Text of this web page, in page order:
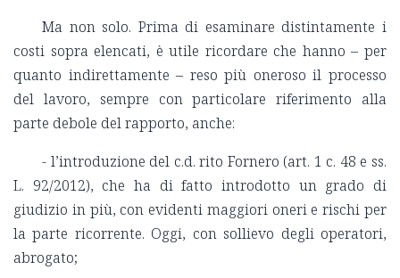
Ma non solo. Prima di esaminare distintamente i
costi sopra elencati, è utile ricordare che hanno – per
quanto indirettamente – reso più oneroso il processo
del lavoro, sempre con particolare riferimento alla
parte debole del rapporto, anche:
- l’introduzione del c.d. rito Fornero (art. 1 c. 48 e ss.
L. 92/2012), che ha di fatto introdotto un grado di
giudizio in più, con evidenti maggiori oneri e rischi per
la parte ricorrente. Oggi, con sollievo degli operatori,
abrogato;